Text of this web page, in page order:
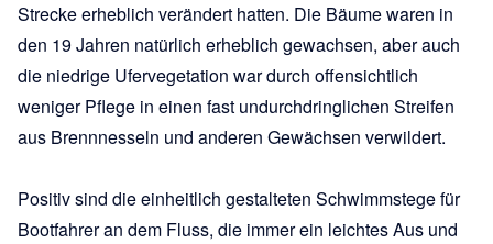
Strecke erheblich verändert hatten. Die Bäume waren in
den 19 Jahren natürlich erheblich gewachsen, aber auch
die niedrige Ufervegetation war durch offensichtlich
weniger Pflege in einen fast undurchdringlichen Streifen
aus Brennnesseln und anderen Gewächsen verwildert.
Positiv sind die einheitlich gestalteten Schwimmstege für
Bootfahrer an dem Fluss, die immer ein leichtes Aus und